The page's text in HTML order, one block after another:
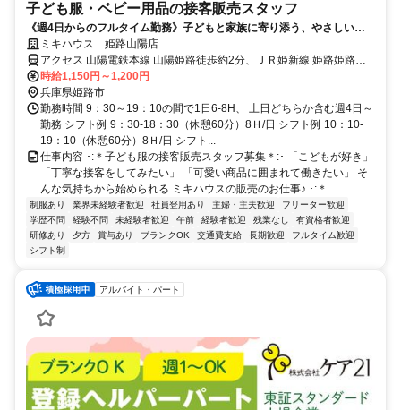
子ども服・ベビー用品の接客販売スタッフ
《週4日からのフルタイム勤務》子どもと家族に寄り添う、やさしい接
客のお仕事◎年2回のプチボーナスあり！
ミキハウス 姫路山陽店
アクセス 山陽電鉄本線 山陽姫路徒歩約2分、ＪＲ姫新線 姫路姫路城
口(北口)徒歩約2分、山陽電鉄本線 手柄徒歩約18分
時給1,150円～1,200円
兵庫県姫路市
勤務時間 9：30～19：10の間で1日6-8H、 土日どちらか含む週4日～
勤務 シフト例 9：30-18：30（休憩60分）8Ｈ/日 シフト例 10：10-
19：10（休憩60分）8Ｈ/日 シフト...
仕事内容 ･:＊子ども服の接客販売スタッフ募集＊:･ 「こどもが好き」
「丁寧な接客をしてみたい」 「可愛い商品に囲まれて働きたい」 そ
んな気持ちから始められる ミキハウスの販売のお仕事♪ ･:＊...
制服あり 業界未経験者歓迎 社員登用あり 主婦・主夫歓迎
フリーター歓迎
学歴不問
経験不問 未経験者歓迎 午前 経験者歓迎 残業なし
有資格者歓迎
研修あり
夕方 賞与あり ブランクOK 交通費支給 長期歓迎
フルタイム歓迎
シフト制
アルバイト・パート